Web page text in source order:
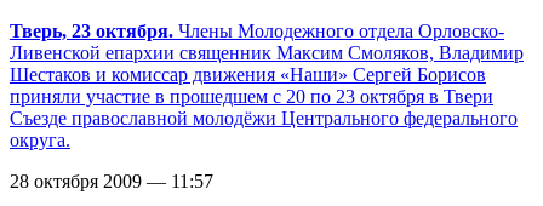
Тверь, 23 октября. Члены Молодежного отдела Орловско-
Ливенской епархии священник Максим Смоляков, Владимир
Шестаков и комиссар движения «Наши» Сергей Борисов
приняли участие в прошедшем с 20 по 23 октября в Твери
Съезде православной молодёжи Центрального федерального
округа.
28 октября 2009 — 11:57